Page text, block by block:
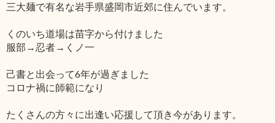
三大麺で有名な岩手県盛岡市近郊に住んでいます。
くのいち道場は苗字から付けました
服部→忍者→くノ一
己書と出会って6年が過ぎました
コロナ禍に師範になり
たくさんの方々に出逢い応援して頂き今があります。